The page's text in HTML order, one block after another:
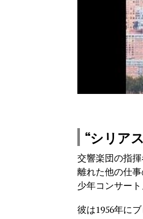
“シリア
交響楽団の指
離れた他の仕
少年コンサー
彼は1956年に